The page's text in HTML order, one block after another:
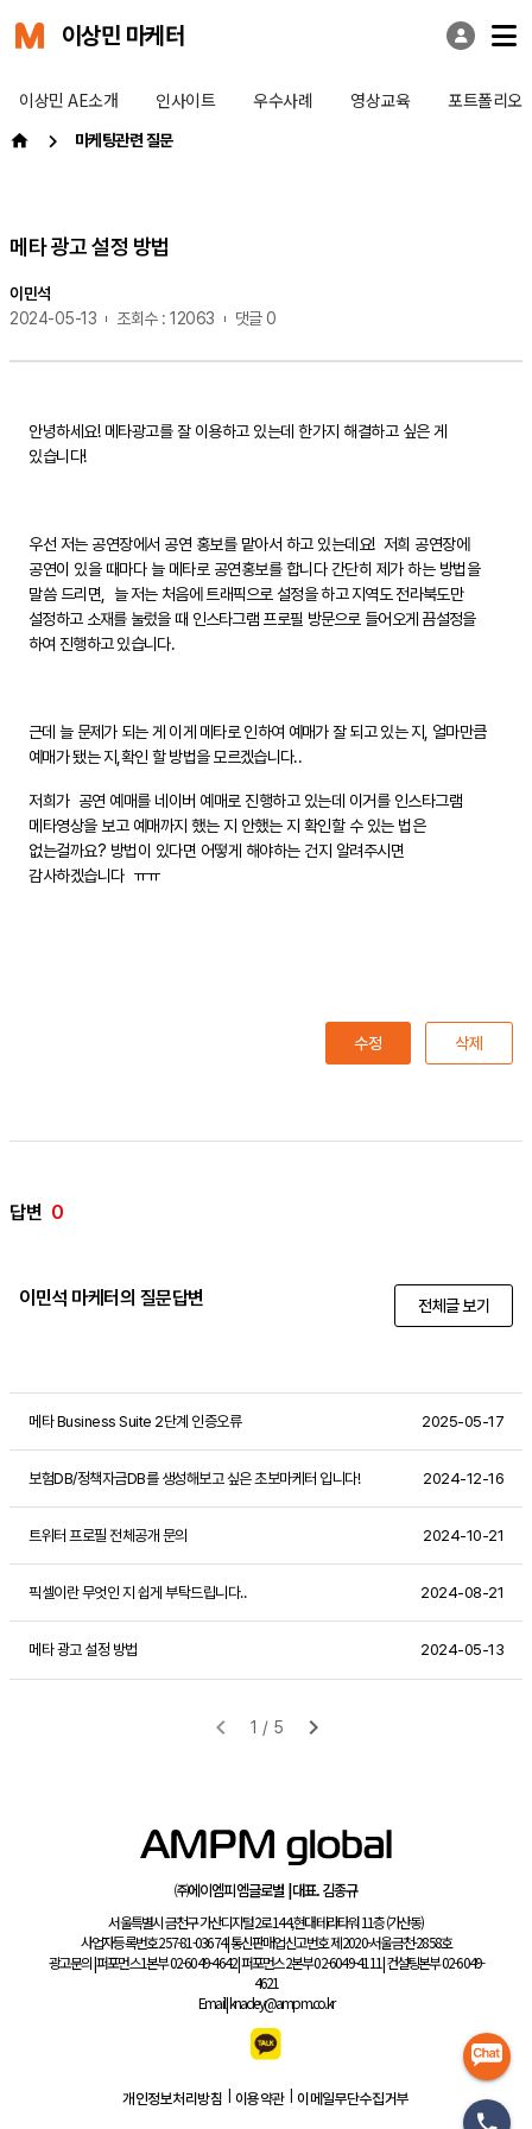
이상민 마케터
이상민 AE소개 인사이트 우수사례 영상교육 포트폴리오
마케팅관련 질문
메타 광고 설정 방법
이민석
2024-05-13
조회수 : 12063 댓글 0
안녕하세요! 메타광고를 잘 이용하고 있는데 한가지 해결하고 싶은 게
있습니다!
우선 저는 공연장에서 공연 홍보를 맡아서 하고 있는데요! 저희 공연장에
공연이 있을 때마다 늘 메타로 공연홍보를 합니다 간단히 제가 하는 방법을
말씀 드리면, 늘 저는 처음에 트래픽으로 설정을 하고 지역도 전라북도만
설정하고 소재를 눌렀을 때 인스타그램 프로필 방문으로 들어오게 끔설정을
하여 진행하고 있습니다.
근데 늘 문제가 되는 게 이게 메타로 인하여 예매가 잘 되고 있는 지, 얼마만큼
예매가 됐는 지,확인 할 방법을 모르겠습니다..
저희가 공연 예매를 네이버 예매로 진행하고 있는데 이거를 인스타그램
메타영상을 보고 예매까지 했는 지 안했는 지 확인할 수 있는 법은
없는걸까요? 방법이 있다면 어떻게 해야하는 건지 알려주시면
감사하겠습니다 ㅠㅠ
수정 삭제
답변 0
이민석 마케터의 질문답변 전체글 보기
메타 Business Suite 2단계 인증오류 2025-05-17
보험DB/정책자금DB를 생성해보고 싶은 초보마케터 입니다! 2024-12-16
트위터 프로필 전체공개 문의 2024-10-21
픽셀이란 무엇인 지 쉽게 부탁드립니다.. 2024-08-21
메타 광고 설정 방법 2024-05-13
㈜에이엠피엠글로벌 | 대표. 김종규